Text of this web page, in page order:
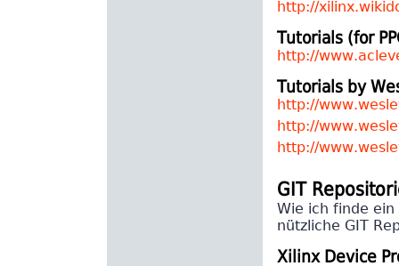
http://
Tutorials (for
http://
Tutorials by
http://
http://
http://
GIT
Wie ich finde
nützliche GIT
Xilinx Device